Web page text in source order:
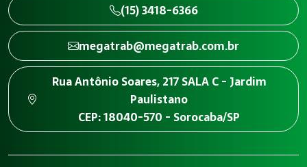
(15) 3418-6366
megatrab@megatrab.com.br
Rua Antônio Soares, 217 SALA C - Jardim
Paulistano
CEP: 18040-570 - Sorocaba/SP